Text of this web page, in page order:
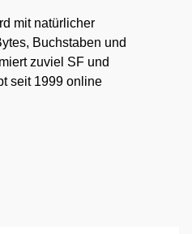
mit natürlicher
Buchstaben und
zuviel SF und
seit 1999 online